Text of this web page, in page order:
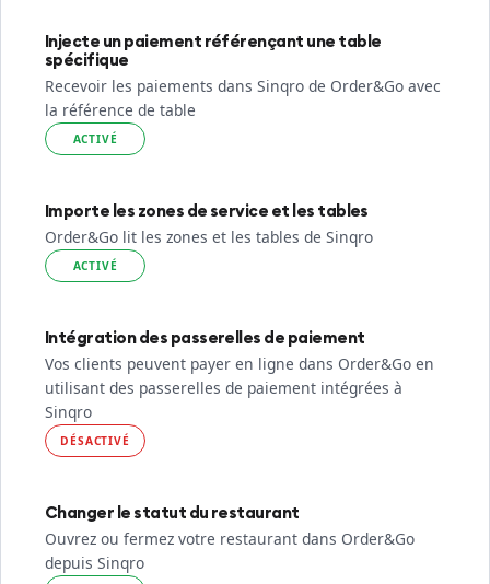
Injecte un paiement référençant une table
spécifique
Recevoir les paiements dans Sinqro de Order&Go avec
la référence de table
ACTIVÉ
Importe les zones de service et les tables
Order&Go lit les zones et les tables de Sinqro
ACTIVÉ
Intégration des passerelles de paiement
Vos clients peuvent payer en ligne dans Order&Go en
utilisant des passerelles de paiement intégrées à
Sinqro
DÉSACTIVÉ
Changer le statut du restaurant
Ouvrez ou fermez votre restaurant dans Order&Go
depuis Sinqro